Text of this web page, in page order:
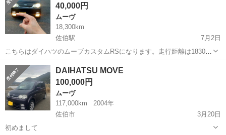
40,000円
ムーヴ
18,300km
佐伯駅
7月2日
こちらはダイハツのムーブカスタムRSになります。走行距離は18300
キロ 車検切れです。 走る曲がる止まるは行えておりました。 一度、
現車確認をしていただきたく思います。エンジン警告灯の点灯はあり
ます。現状販売になりますので...
大分 佐伯市
DAIHATSU MOVE
100,000円
ムーヴ
117,000km
2004年
佐伯市
3月20日
初めまして